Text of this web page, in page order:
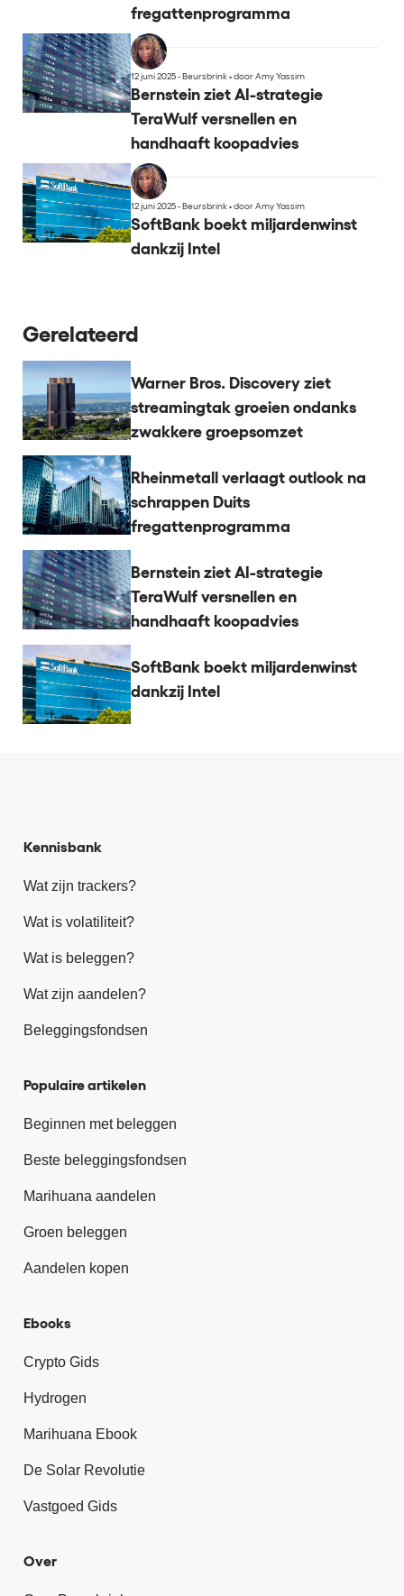
fregattenprogramma
12 juni 2025 - Beursbrink•door Amy Yassim
Bernstein ziet AI-strategie
TeraWulf versnellen en
handhaaft koopadvies
12 juni 2025 - Beursbrink•door Amy Yassim
SoftBank boekt miljardenwinst
dankzij Intel
Gerelateerd
Warner Bros. Discovery ziet
streamingtak groeien ondanks
zwakkere groepsomzet
Rheinmetall verlaagt outlook na
schrappen Duits
fregattenprogramma
Bernstein ziet AI-strategie
TeraWulf versnellen en
handhaaft koopadvies
SoftBank boekt miljardenwinst
dankzij Intel
Kennisbank
Wat zijn trackers?
Wat is volatiliteit?
Wat is beleggen?
Wat zijn aandelen?
Beleggingsfondsen
Populaire artikelen
Beginnen met beleggen
Beste beleggingsfondsen
Marihuana aandelen
Groen beleggen
Aandelen kopen
Ebooks
Crypto Gids
Hydrogen
Marihuana Ebook
De Solar Revolutie
Vastgoed Gids
Over